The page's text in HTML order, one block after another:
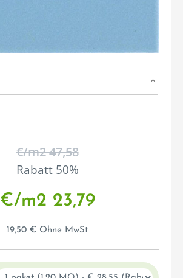
€/m2 47,58
Rabatt 50%
€/m2 23,79
19,50 € Ohne MwSt